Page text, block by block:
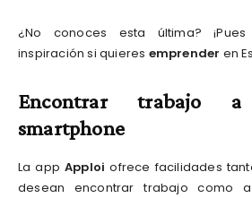
¿No conoces esta última?
inspiración si quieres emprender en
Encontrar trabajo
smartphone
La appApploi ofrece facilidades
desean encontrar trabajo como